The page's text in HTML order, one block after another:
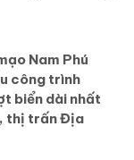
Nam Phú
công trình
biển dài nhất
thị trấn Địa